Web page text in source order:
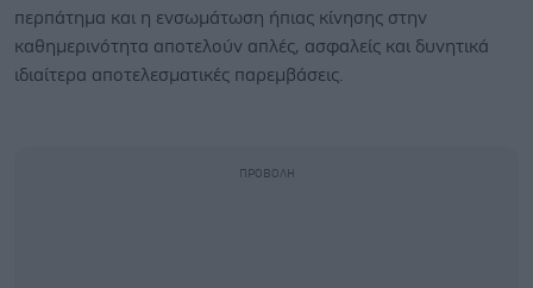
περπάτημα και η ενσωμάτωση ήπιας κίνησης στην
καθημερινότητα αποτελούν απλές, ασφαλείς και δυνητικά
ιδιαίτερα αποτελεσματικές παρεμβάσεις.